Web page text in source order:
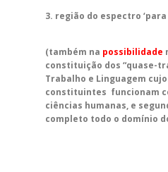
3. região do espectro ‘para
(também na possibilidade
constituição dos “quase-
Trabalho e Linguagem
constituintes funcionam
ciências humanas, e
completo todo o domínio